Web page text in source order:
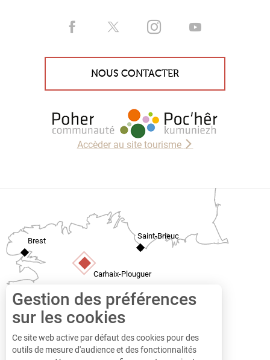
NOUS CONTACTER
Accèder au site tourisme
Brest
Saint-Brieuc
Carhaix-Plouguer
Gestion des préférences
sur les cookies
Ce site web active par défaut des cookies pour des
outils de mesure d'audience et des fonctionnalités